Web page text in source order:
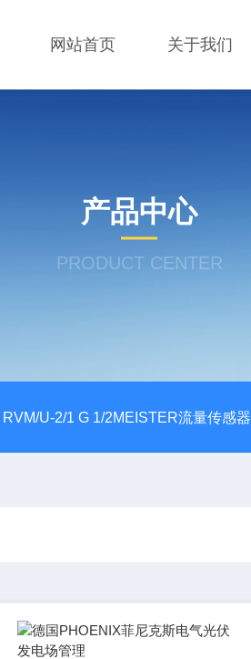
网站首页 关于我们
产品中心
PRODUCT CENTER
RVM/U-2/1 G 1/2MEISTER流量传感器